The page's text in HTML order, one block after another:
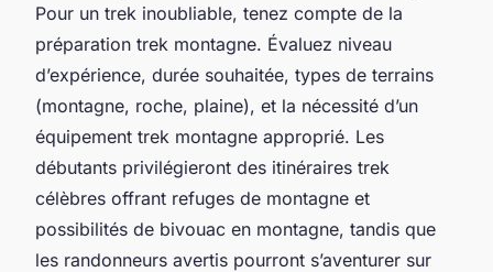
Pour un trek inoubliable, tenez compte de la
préparation trek montagne. Évaluez niveau
d’expérience, durée souhaitée, types de terrains
(montagne, roche, plaine), et la nécessité d’un
équipement trek montagne approprié. Les
débutants privilégieront des itinéraires trek
célèbres offrant refuges de montagne et
possibilités de bivouac en montagne, tandis que
les randonneurs avertis pourront s’aventurer sur